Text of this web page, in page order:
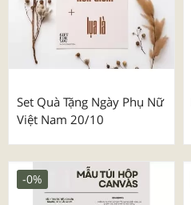
Set Quà Tặng Ngày Phụ Nữ
Việt Nam 20/10
-0%